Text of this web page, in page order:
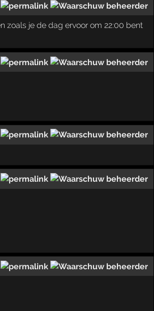
zoals je de dag ervoor om 22:00 bent